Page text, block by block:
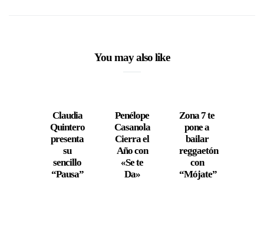
You may also like
Claudia
Quintero
presenta
su
sencillo
“Pausa”
Penélope
Casanola
Cierra el
Año con
«Se te
Da»
Zona 7 te
pone a
bailar
reggaetón
con
“Mójate”